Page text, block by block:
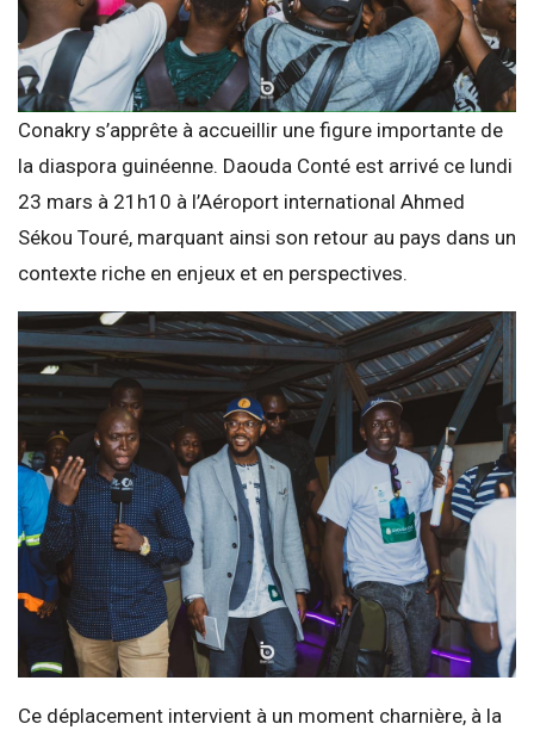
Conakry s’apprête à accueillir une figure importante de
la diaspora guinéenne. Daouda Conté est arrivé ce lundi
23 mars à 21h10 à l’Aéroport international Ahmed
Sékou Touré, marquant ainsi son retour au pays dans un
contexte riche en enjeux et en perspectives.
Ce déplacement intervient à un moment charnière, à la